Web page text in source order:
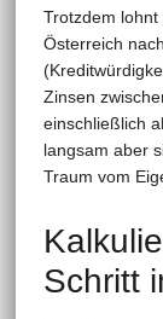
Trotzdem
Österreich
Zinsen
einschließlich
langsam aber
Traum vom
Schritt